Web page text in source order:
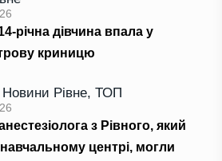
річна дівчина впала у
криницю
Новини Рівне, ТОП
з Рівного, який
центрі, могли